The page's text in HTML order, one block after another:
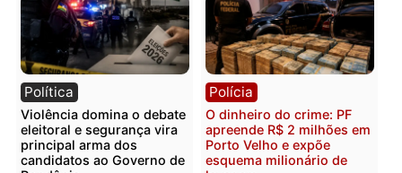
Polícia
Polícia Civil prende dois
homens por tortura,
tráfico e posse de arma em
Itapuã
quinta-feira, 06/08/2026 às 08:59
Polícia
Homem é preso após
furtar peça de picanha e
reagir a seguranças em
supermercado
quinta-feira, 06/08/2026 às